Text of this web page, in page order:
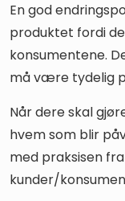
En god
produktet fordi
konsumentene.
må være tydelig
Når dere skal
hvem som blir
med praksisen
kunder/